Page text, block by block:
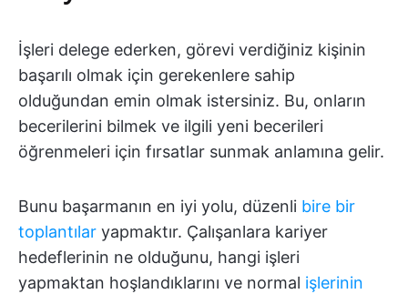
İşleri delege ederken, görevi verdiğiniz kişinin
başarılı olmak için gerekenlere sahip
olduğundan emin olmak istersiniz. Bu, onların
becerilerini bilmek ve ilgili yeni becerileri
öğrenmeleri için fırsatlar sunmak anlamına gelir.
Bunu başarmanın en iyi yolu, düzenli bire bir
toplantılar yapmaktır. Çalışanlara kariyer
hedeflerinin ne olduğunu, hangi işleri
yapmaktan hoşlandıklarını ve normal işlerinin